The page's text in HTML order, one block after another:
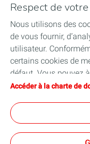
Certificats
Nos partenaires
Collaborer avec
Accessibilité
Respect de
Nous utilisons des
de vous fournir,
utilisateur.
certains cookies de
défaut. Vous pouvez
paramètres de
vous acceptez le
cas où vous cliquez
techniques
Accéder à la charte de